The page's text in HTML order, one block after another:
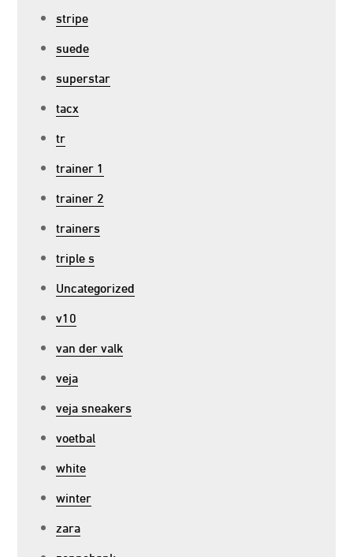
stripe
suede
superstar
tacx
tr
trainer 1
trainer 2
trainers
triple s
Uncategorized
v10
van der valk
veja
veja sneakers
voetbal
white
winter
zara